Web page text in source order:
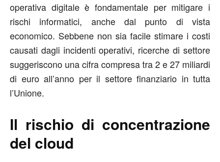
operativa digitale è fondamentale per mitigare i
rischi informatici, anche dal punto di vista
economico. Sebbene non sia facile stimare i costi
causati dagli incidenti operativi, ricerche di settore
suggeriscono una cifra compresa tra 2 e 27 miliardi
di euro all’anno per il settore finanziario in tutta
l’Unione.
Il rischio di concentrazione
del cloud